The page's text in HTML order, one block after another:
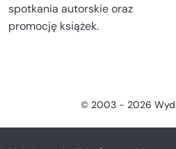
spotkania autorskie oraz
promocję książek.
© 2003 - 2026